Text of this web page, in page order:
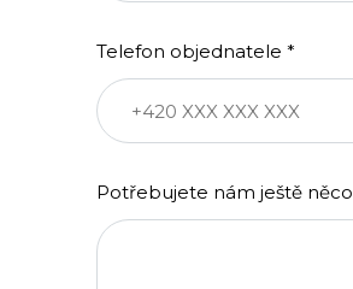
Telefon objednatele *
Potřebujete nám ještě